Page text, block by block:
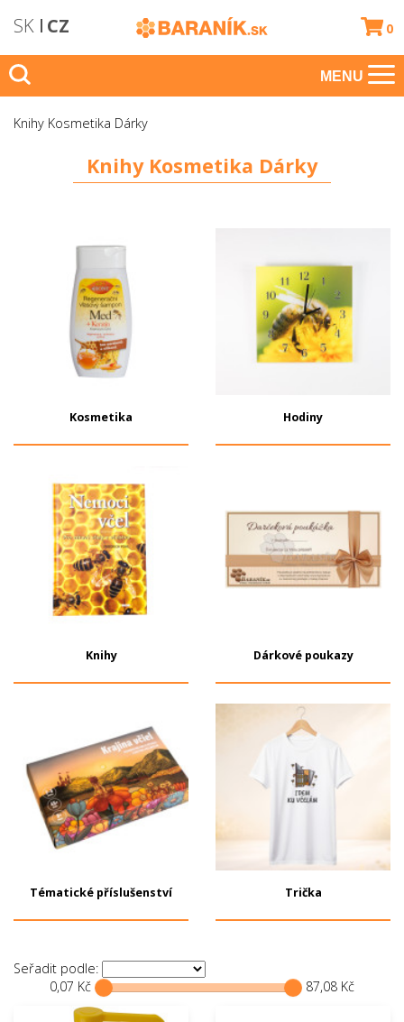
SK CZ 0
MENU
Knihy Kosmetika Dárky
Knihy Kosmetika Dárky
Kosmetika Hodiny
Knihy Dárkové poukazy
Tématické příslušenství Trička
Seřadit podle:
0,07 Kč
87,08 Kč